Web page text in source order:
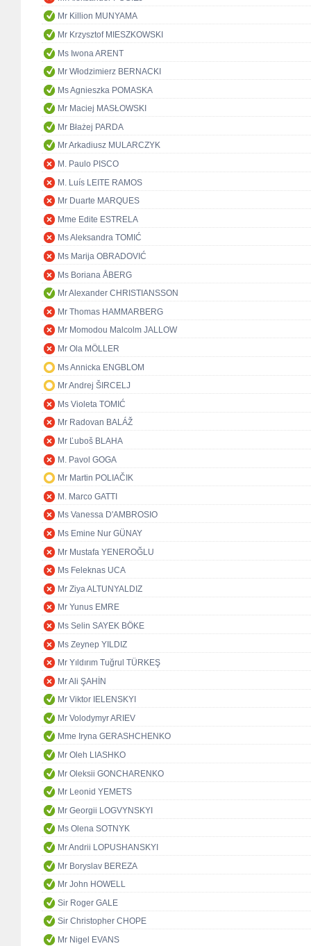
Mr Killion MUNYAMA
Mr Krzysztof MIESZKOWSKI
Ms Iwona ARENT
Mr Włodzimierz BERNACKI
Ms Agnieszka POMASKA
Mr Maciej MASŁOWSKI
Mr Błażej PARDA
Mr Arkadiusz MULARCZYK
M. Paulo PISCO
M. Luís LEITE RAMOS
Mr Duarte MARQUES
Mme Edite ESTRELA
Ms Aleksandra TOMIĆ
Ms Marija OBRADOVIĆ
Ms Boriana ÅBERG
Mr Alexander CHRISTIANSSON
Mr Thomas HAMMARBERG
Mr Momodou Malcolm JALLOW
Mr Ola MÖLLER
Ms Annicka ENGBLOM
Mr Andrej ŠIRCELJ
Ms Violeta TOMIĆ
Mr Radovan BALÁŽ
Mr Ľuboš BLAHA
M. Pavol GOGA
Mr Martin POLIAČIK
M. Marco GATTI
Ms Vanessa D'AMBROSIO
Ms Emine Nur GÜNAY
Mr Mustafa YENEROĞLU
Ms Feleknas UCA
Mr Ziya ALTUNYALDIZ
Mr Yunus EMRE
Ms Selin SAYEK BÖKE
Ms Zeynep YILDIZ
Mr Yıldırım Tuğrul TÜRKEŞ
Mr Ali ŞAHİN
Mr Viktor IELENSKYI
Mr Volodymyr ARIEV
Mme Iryna GERASHCHENKO
Mr Oleh LIASHKO
Mr Oleksii GONCHARENKO
Mr Leonid YEMETS
Mr Georgii LOGVYNSKYI
Ms Olena SOTNYK
Mr Andrii LOPUSHANSKYI
Mr Boryslav BEREZA
Mr John HOWELL
Sir Roger GALE
Sir Christopher CHOPE
Mr Nigel EVANS